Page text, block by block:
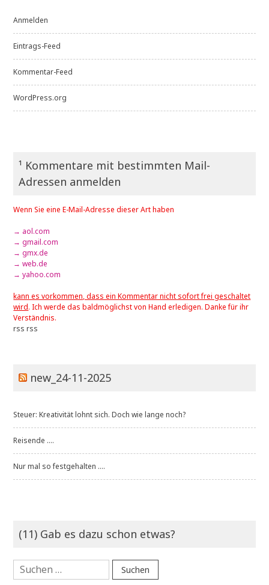
Anmelden
Eintrags-Feed
Kommentar-Feed
WordPress.org
¹ Kommentare mit bestimmten Mail-
Adressen anmelden
Wenn Sie eine E-Mail-Adresse dieser Art haben
→ aol.com
→ gmail.com
→ gmx.de
→ web.de
→ yahoo.com
kann es vorkommen, dass ein Kommentar nicht sofort frei geschaltet
wird. Ich werde das baldmöglichst von Hand erledigen. Danke für ihr
Verständnis.
rss rss
new_24-11-2025
Steuer: Kreativität lohnt sich. Doch wie lange noch?
Reisende ....
Nur mal so festgehalten ....
(11) Gab es dazu schon etwas?
Suchen
nach: